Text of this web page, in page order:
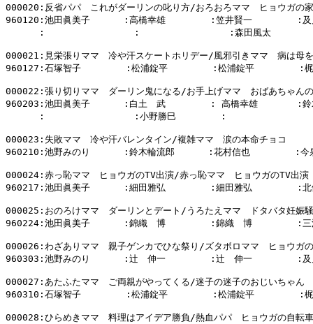
000020:反省パパ　これがダーリンの叱り方/おろおろママ　ヒョウガの
960120:池田眞美子      :高橋幸雄        :笠井賢一        :及
:                :                :森田風太
000021:見栄張りママ　冷や汗スケートホリデー/風邪引きママ　病は母
960127:石塚智子        :松浦錠平        :松浦錠平        :梶
000022:張り切りママ　ダーリン鬼になる/お手上げママ　おばあちゃん
960203:池田眞美子      :白土　武        : 高橋幸雄       :鈴
:                :小野勝巳        :
000023:失敗ママ　冷や汗バレンタイン/複雑ママ　涙の本命チョコ
960210:池野みのり      :鈴木輪流郎      :花村信也        :今
000024:赤っ恥ママ　ヒョウガのTV出演/赤っ恥ママ　ヒョウガのTV出
960217:池田眞美子      :細田雅弘        :細田雅弘        :北
000025:おのろけママ　ダーリンとデート/うろたえママ　ドタバタ妊娠
960224:池田眞美子      :錦織　博        :錦織　博        :三
000026:わざありママ　親子ゲンカでひな祭り/ズタボロママ　ヒョウガ
960303:池野みのり      :辻　伸一        :辻　伸一        :及
000027:あたふたママ　ご両親がやってくる/迷子の迷子のおじいちゃん
960310:石塚智子        :松浦錠平        :松浦錠平        :梶
000028:ひらめきママ　料理はアイデア勝負/熱血パパ　ヒョウガの自転